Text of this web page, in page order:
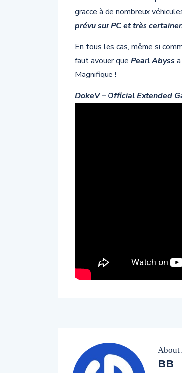
gracce à de nombreux
prévu sur PC et très
En tous les cas, même si
faut avouer que Pearl Abyss
Magnifique !
DokeV – Official Extended
About
BB